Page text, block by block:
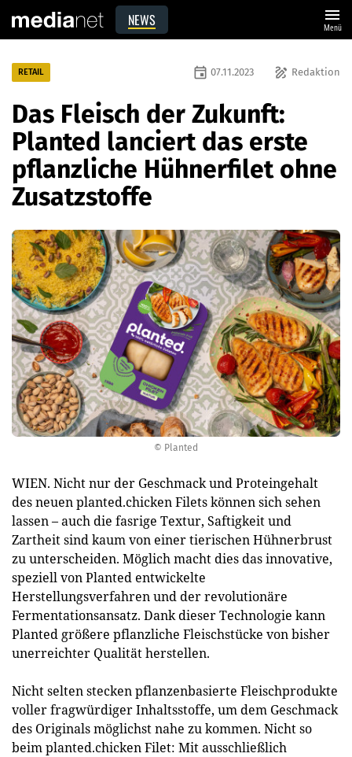
NEWS menu
Menü
© Planted
RETAIL draw Redaktion
event 07.11.2023
Das Fleisch der Zukunft:
Planted lanciert das erste
pflanzliche Hühnerfilet ohne
Zusatzstoffe
WIEN. Nicht nur der Geschmack und Proteingehalt
des neuen planted.chicken Filets können sich sehen
lassen – auch die fasrige Textur, Saftigkeit und
Zartheit sind kaum von einer tierischen Hühnerbrust
zu unterscheiden. Möglich macht dies das innovative,
speziell von Planted entwickelte
Herstellungsverfahren und der revolutionäre
Fermentationsansatz. Dank dieser Technologie kann
Planted größere pflanzliche Fleischstücke von bisher
unerreichter Qualität herstellen.
Nicht selten stecken pflanzenbasierte Fleischprodukte
voller fragwürdiger Inhaltsstoffe, um dem Geschmack
des Originals möglichst nahe zu kommen. Nicht so
beim planted.chicken Filet: Mit ausschließlich